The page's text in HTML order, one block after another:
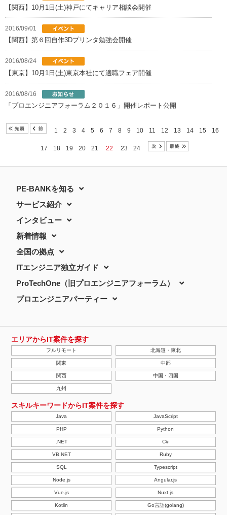
【関西】10月1日(土)神戸にてキャリア相談会開催
2016/09/01
【関西】第６回自作3Dプリンタ勉強会開催
2016/08/24
【東京】10月1日(土)東京本社にて適職フェア開催
2016/08/16
「プロエンジニアフォーラム２０１６」開催レポート公開
1 2 3 4 5 6 7 8 9 10 11 12 13 14 15 16
17 18 19 20 21 22 23 24
PE-BANKを知る
サービス紹介
インタビュー
新着情報
全国の拠点
ITエンジニア独立ガイド
ProTechOne（旧プロエンジニアフォーラム）
プロエンジニアパーティー
エリアからIT案件を探す
フルリモート 北海道・東北
関東 中部
関西 中国・四国
九州
スキルキーワードからIT案件を探す
Java JavaScript
PHP Python
.NET C#
VB.NET Ruby
SQL Typescript
Node.js Angular.js
Vue.js Nuxt.js
Kotlin Go言語(golang)